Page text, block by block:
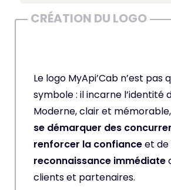
CRÉATION DU LOGO
Le logo MyApi’Cab n’est pas
symbole : il incarne l’identité
Moderne, clair et
se démarquer des
renforcer la confianceet de
reconnaissance immédiate
clients et partenaires.